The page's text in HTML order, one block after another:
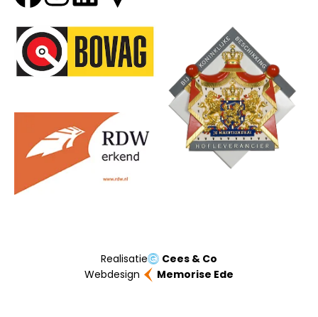
Onze partners
Realisatie
Cees & Co
Webdesign
Memorise Ede